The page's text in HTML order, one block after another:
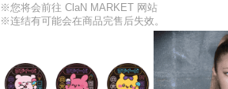
※您将会前往 ClaN MARKET 网站
※连结有可能会在商品完售后失效。